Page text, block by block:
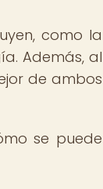
como la
Además, al
de ambos
se puede